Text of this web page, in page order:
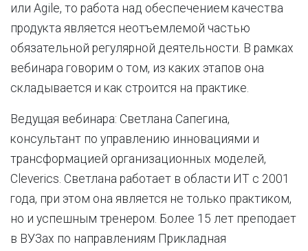
или Agile, то работа над обеспечением качества
продукта является неотъемлемой частью
обязательной регулярной деятельности. В рамках
вебинара говорим о том, из каких этапов она
складывается и как строится на практике.
Ведущая вебинара: Светлана Сапегина,
консультант по управлению инновациями и
трансформацией организационных моделей,
Cleverics. Светлана работает в области ИТ с 2001
года, при этом она является не только практиком,
но и успешным тренером. Более 15 лет преподает
в ВУЗах по направлениям Прикладная